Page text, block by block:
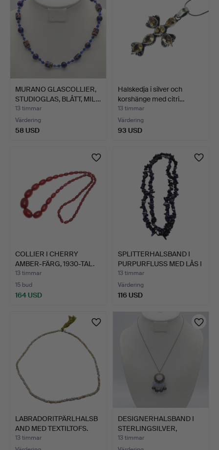
MURANO GLASCOLLIER,
STUDIOGLAS, BLÅTT, MIL…
13 timmar
Värdering
58 USD
Halskedja i silver och
korshänge med citri…
13 timmar
Värdering
93 USD
COLLIER I CHERRY
AMBER-FÄRG, 1930-TAL.
13 timmar
15 bud
164 USD
SPLITTERHALSBAND I
PURPURFLUSS MED LÅS I
9…
13 timmar
Värdering
116 USD
LABRADORITPÄRLHALSB
AND MED TEXTILTOFS.
13 timmar
DESIGNERHALSBAND I
STERLINGSILVER,
VIOLETT…
13 timmar